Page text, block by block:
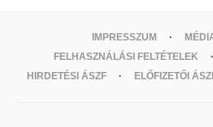
IMPRESSZUM
FELHASZNÁLÁSI FELTÉTELEK
HIRDETÉSI ÁSZF
ELŐFIZETŐI